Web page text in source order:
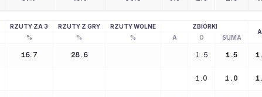
RZUTY ZA 3 RZUTY Z GRY RZUTY WOLNE ZBIÓRKI
% % % A O SUMA
16.7 28.6 1.5 1.5
1.0 1.0